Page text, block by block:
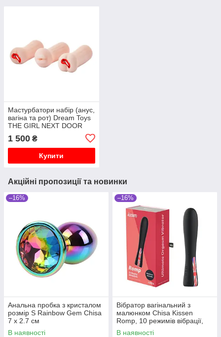
Мастурбатори набір (анус,
вагіна та рот) Dream Toys
THE GIRL NEXT DOOR
1 500 ₴
Купити
Акційні пропозиції та новинки
–16%
Анальна пробка з кристалом
розмір S Rainbow Gem Chisa
7 х 2.7 см
В наявності
–16%
Вібратор вагінальний з
малюнком Chisa Kissen
Romp, 10 режимів вібрації,
чорний
В наявності